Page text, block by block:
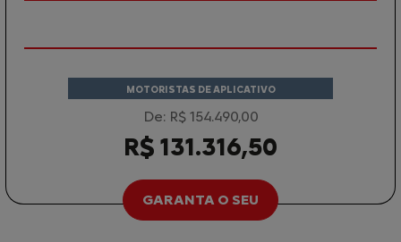
MOTORISTAS DE APLICATIVO
De: R$ 154.490,00
R$ 131.316,50
GARANTA O SEU